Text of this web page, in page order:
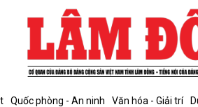
Quốc phòng - An ninh Văn hóa - Giải trí
luận